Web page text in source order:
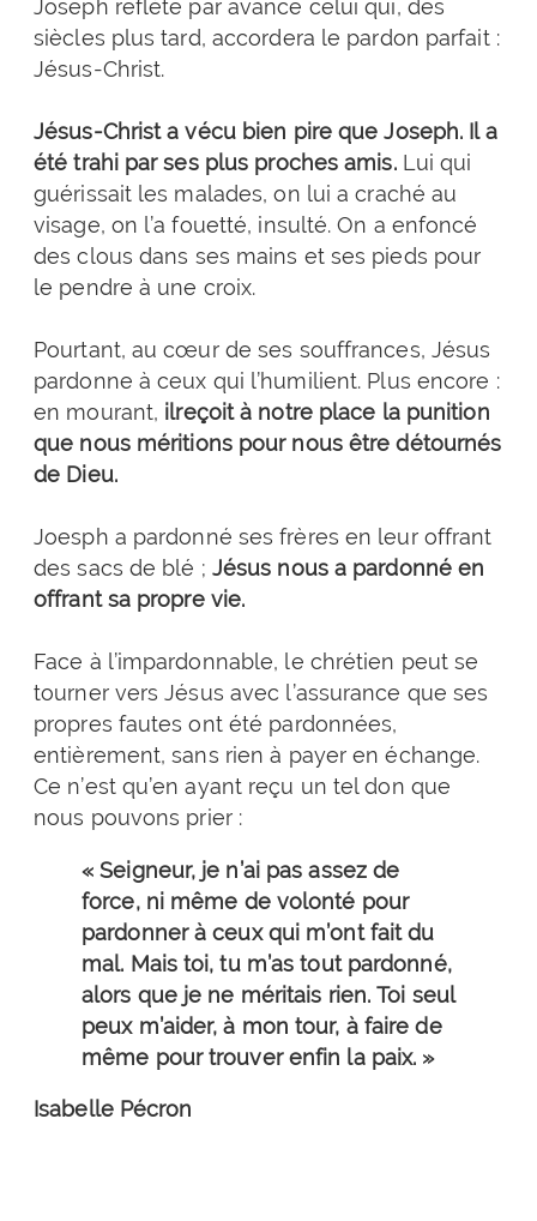
Joseph reflète par avance celui qui, des
siècles plus tard, accordera le pardon parfait :
Jésus-Christ.
Jésus-Christ a vécu bien pire que Joseph. Il a
été trahi par ses plus proches amis.Lui qui
guérissait les malades, on lui a craché au
visage, on l’a fouetté, insulté. On a enfoncé
des clous dans ses mains et ses pieds pour
le pendre à une croix.
Pourtant, au cœur de ses souffrances, Jésus
pardonne à ceux qui l’humilient. Plus encore :
en mourant, ilreçoit à notre place la punition
que nous méritions pour nous être détournés
de Dieu.
Joesph a pardonné ses frères en leur offrant
des sacs de blé ; Jésus nous a pardonné en
offrant sa propre vie.
Face à l’impardonnable, le chrétien peut se
tourner vers Jésus avec l’assurance que ses
propres fautes ont été pardonnées,
entièrement, sans rien à payer en échange.
Ce n’est qu’en ayant reçu un tel don que
nous pouvons prier :
« Seigneur, je n’ai pas assez de
force, ni même de volonté pour
pardonner à ceux qui m’ont fait du
mal. Mais toi, tu m’as tout pardonné,
alors que je ne méritais rien. Toi seul
peux m’aider, à mon tour, à faire de
même pour trouver enfin la paix. »
Isabelle Pécron